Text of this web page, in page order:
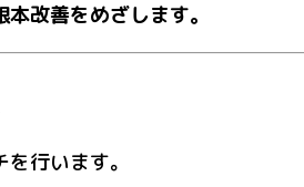
改善をめざします。
行います。